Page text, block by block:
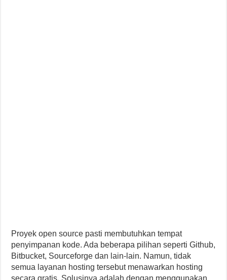
Proyek open source pasti membutuhkan tempat
penyimpanan kode. Ada beberapa pilihan seperti Github,
Bitbucket, Sourceforge dan lain-lain. Namun, tidak
semua layanan hosting tersebut menawarkan hosting
secara gratis. Solusinya adalah dengan menggunakan